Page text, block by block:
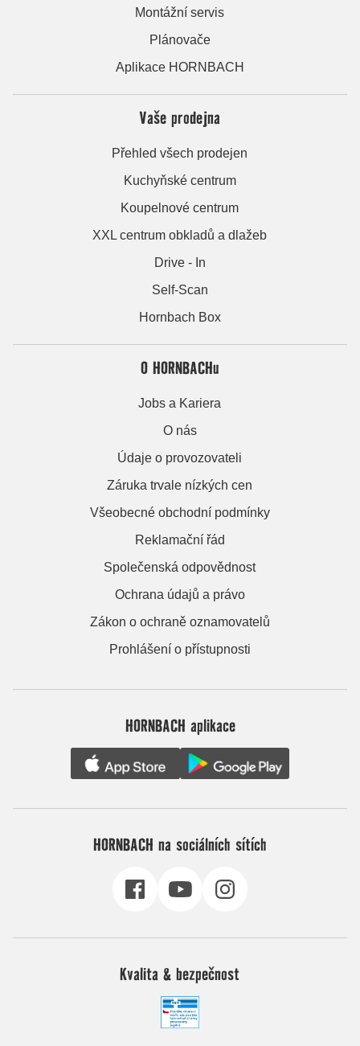
Montážní servis
Plánovače
Aplikace HORNBACH
Vaše prodejna
Přehled všech prodejen
Kuchyňské centrum
Koupelnové centrum
XXL centrum obkladů a dlažeb
Drive - In
Self-Scan
Hornbach Box
O HORNBACHu
Jobs a Kariera
O nás
Údaje o provozovateli
Záruka trvale nízkých cen
Všeobecné obchodní podmínky
Reklamační řád
Společenská odpovědnost
Ochrana údajů a právo
Zákon o ochraně oznamovatelů
Prohlášení o přístupnosti
HORNBACH aplikace
HORNBACH na sociálních sítích
Kvalita & bezpečnost